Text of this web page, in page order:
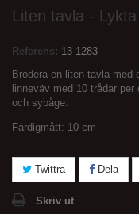
Liten tavla -
Referens: 13-1283
Brodera en liten tavla med
linneväv med 10 trådar
och sybåge.
Färdigmått: 10 cm
Twittra Dela
Skriv ut